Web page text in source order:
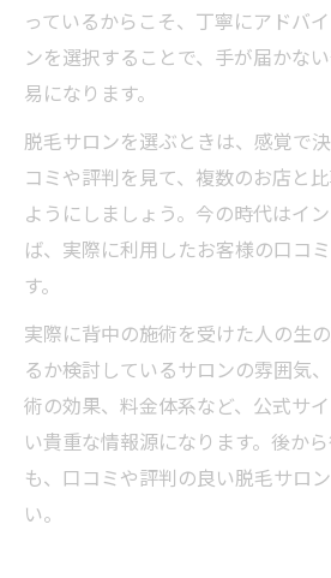
っているからこそ、丁寧にアドバ
ンを選択することで、手が届かな
易になります。
脱毛サロンを選ぶときは、感覚で
コミや評判を見て、複数のお店と
ようにしましょう。今の時代はイ
ば、実際に利用したお客様の口コ
す。
実際に背中の施術を受けた人の生
るか検討しているサロンの雰囲気
術の効果、料金体系など、公式サ
い貴重な情報源になります。後か
も、口コミや評判の良い脱毛サロ
い。